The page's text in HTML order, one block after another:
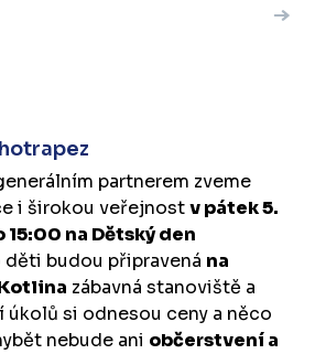
partnerem zveme
i širokou veřejnostv pátek 5.
na Dětský den
děti budou připravená na
zábavná stanoviště a
úkolů si odnesou ceny a něco
nebude ani občerstvení a